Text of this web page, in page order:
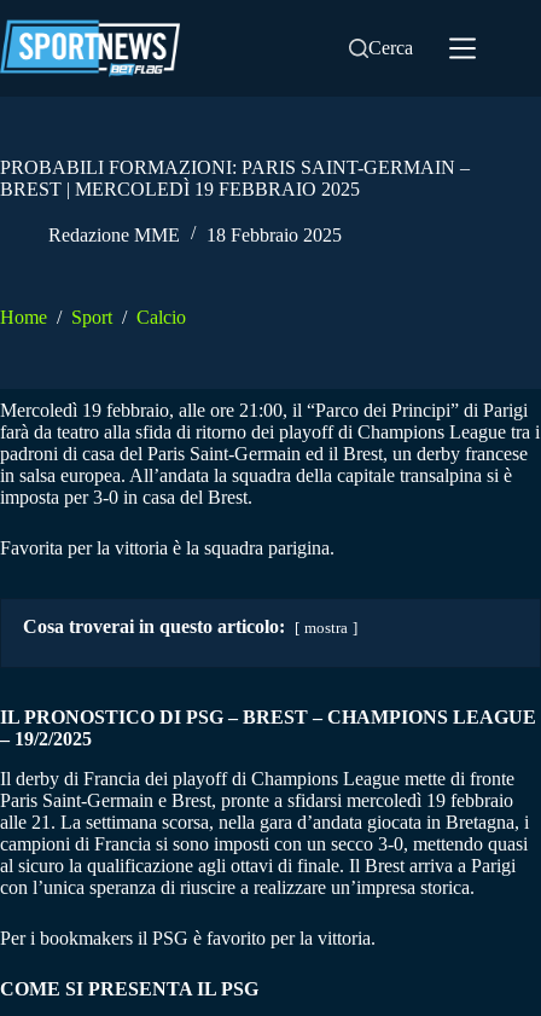
al
contenuto
Cerca
PROBABILI FORMAZIONI: PARIS SAINT-GERMAIN –
BREST | MERCOLEDÌ 19 FEBBRAIO 2025
Redazione MME 18 Febbraio 2025
Home / Sport / Calcio
Mercoledì 19 febbraio, alle ore 21:00, il “Parco dei Principi” di Parigi
farà da teatro alla sfida di ritorno dei playoff di Champions League tra i
padroni di casa del Paris Saint-Germain ed il Brest, un derby francese
in salsa europea. All’andata la squadra della capitale transalpina si è
imposta per 3-0 in casa del Brest.
Favorita per la vittoria è la squadra parigina.
Cosa troverai in questo articolo: mostra
IL PRONOSTICO DI PSG – BREST–CHAMPIONS LEAGUE
– 19/2/2025
Il derby di Francia dei playoff di Champions League mette di fronte
Paris Saint-Germain e Brest, pronte a sfidarsi mercoledì 19 febbraio
alle 21. La settimana scorsa, nella gara d’andata giocata in Bretagna, i
campioni di Francia si sono imposti con un secco 3-0, mettendo quasi
al sicuro la qualificazione agli ottavi di finale. Il Brest arriva a Parigi
con l’unica speranza di riuscire a realizzare un’impresa storica.
Per i bookmakers il PSG è favorito per la vittoria.
COME SI PRESENTA IL PSG